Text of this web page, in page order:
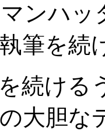
ンハ
筆を続
続ける
大胆な